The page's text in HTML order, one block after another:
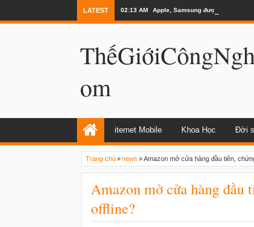
LATEST 02:13 AM Apple, Samsung được kêu gọi
om
iternet Mobile Khoa Học Đời
Trang chủ»news »Amazon mở cửa hàng đầu tiên,
Amazon mở cửa hàng
offline?